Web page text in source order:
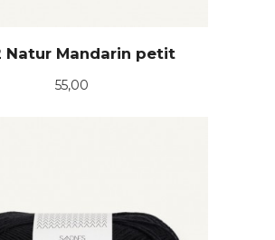
Natur Mandarin petit
Pris
55,00